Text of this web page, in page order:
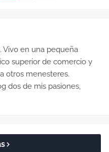
Vivo en una pequeña
superior de comercio y
otros menesteres.
dos de mis pasiones,